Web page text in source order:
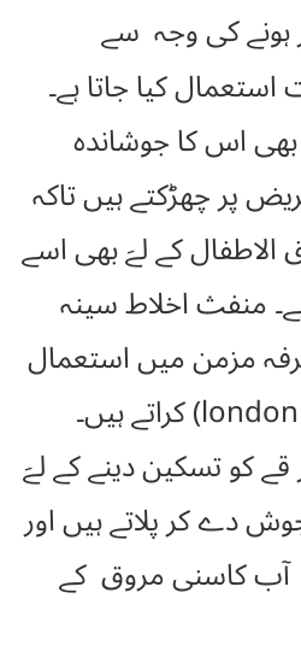
ہونے کی وجہ سے
کیا جاتا ہے۔
اس کا جوشاندہ
پر چھڑکتے ہیں تاکہ
الاطفال کے لےَ بھی اسے
منفث اخلاط سینہ
مزمن میں استعمال
(london rocket benefits) کراتے ہیں۔
کو تسکین دینے کے لےَ
دے کر پلاتے ہیں اور
کاسنی مروق کے